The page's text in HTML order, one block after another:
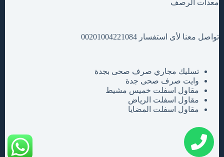
معدات الرصف
تواصل معنا لأى استفسار 00201004221084
تسليك مجاري صرف صحى بجدة
وايت صرف صحى جدة
مقاول اسفلت خميس مشيط
مقاول اسفلت الرياض
مقاول اسفلت المضايا